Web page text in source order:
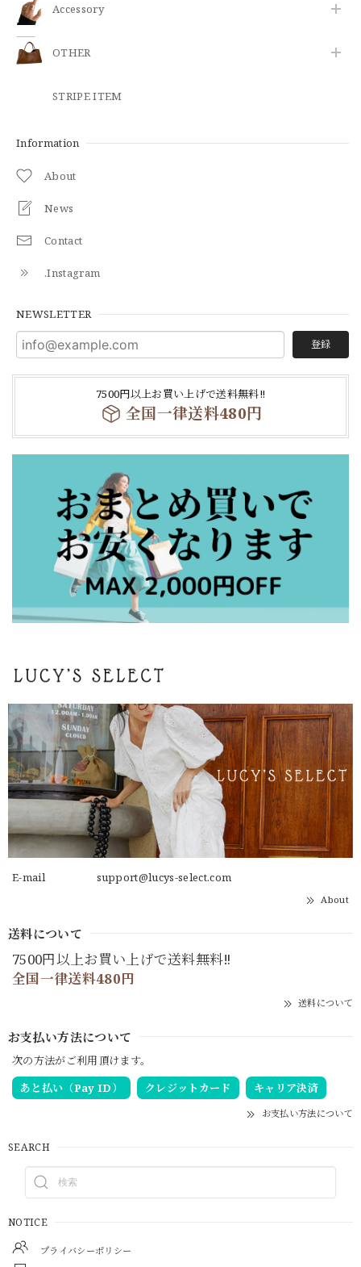
​Accessory
OTHER
STRIPE ITEM
Information
About
News
Contact
.Instagram
NEWSLETTER
登録
7500円以上お買い上げで送料無料‼
全国一律送料480円
E-mail support@lucys-select.com
About
送料について
7500円以上お買い上げで送料無料‼
全国一律送料480円
送料について
お支払い方法について
次の方法がご利用頂けます。
あと払い（Pay ID）
クレジットカード キャリア決済
お支払い方法について
SEARCH
NOTICE
プライバシーポリシー